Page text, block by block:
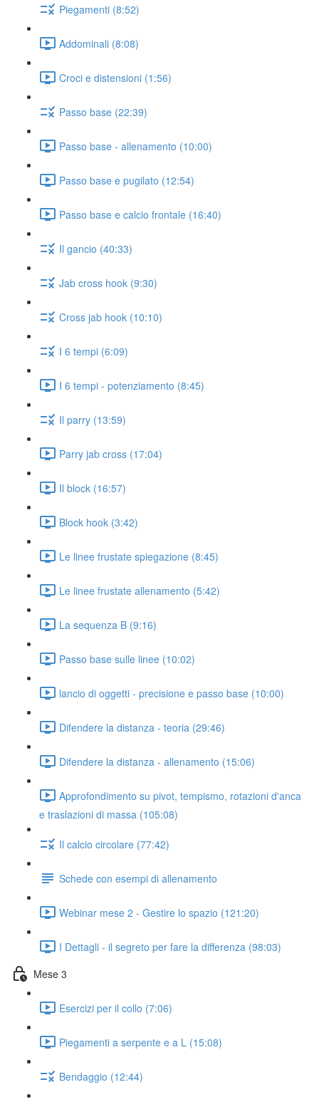
Piegamenti (8:52)
Addominali (8:08)
Croci e distensioni (1:56)
Passo base (22:39)
Passo base - allenamento (10:00)
Passo base e pugilato (12:54)
Passo base e calcio frontale (16:40)
Il gancio (40:33)
Jab cross hook (9:30)
Cross jab hook (10:10)
I 6 tempi (6:09)
I 6 tempi - potenziamento (8:45)
Il parry (13:59)
Parry jab cross (17:04)
Il block (16:57)
Block hook (3:42)
Le linee frustate spiegazione (8:45)
Le linee frustate allenamento (5:42)
La sequenza B (9:16)
Passo base sulle linee (10:02)
lancio di oggetti - precisione e passo base (10:00)
Difendere la distanza - teoria (29:46)
Difendere la distanza - allenamento (15:06)
Approfondimento su pivot, tempismo, rotazioni d'anca
e traslazioni di massa (105:08)
Il calcio circolare (77:42)
Schede con esempi di allenamento
Webinar mese 2 - Gestire lo spazio (121:20)
I Dettagli - il segreto per fare la differenza (98:03)
Mese 3
Esercizi per il collo (7:06)
Piegamenti a serpente e a L (15:08)
Bendaggio (12:44)